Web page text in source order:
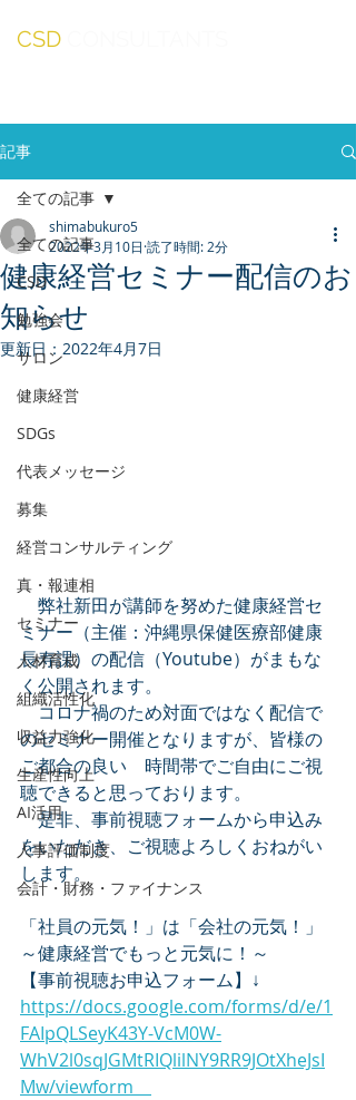
CSD
記事
全ての記事
CSD
勉強会
サロン
健康経営
SDGs
代表メッセージ
募集
経営コンサルティング
真・報連相
セミナー
人材育成
組織活性化
収益力強化
生産性向上
AI活用
人事評価制度
会計・財務・ファイナンス
全ての記事
健康経営セミナー配信のお
知らせ
shimabukuro5
2022年3月10日 読了時間: 2分
更新日： 2022年4月7日
弊社新田が講師を努めた健康経営セ
ミナー（主催：沖縄県保健医療部健康
長寿課）の配信（Youtube）がまもな
く公開されます。
コロナ禍のため対面ではなく配信で
のセミナー開催となりますが、皆様の
ご都合の良い　時間帯でご自由にご視
聴できると思っております。
是非、事前視聴フォームから申込み
をいただき、ご視聴よろしくおねがい
します。
「社員の元気！」は「会社の元気！」
～健康経営でもっと元気に！～
【事前視聴お申込フォーム】↓
https://docs.google.com/forms/d/e/1
FAIpQLSeyK43Y-VcM0W-
WhV2l0sqJGMtRIQlilNY9RR9JOtXheJsI
Mw/viewform